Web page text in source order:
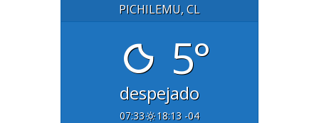
PICHILEMU, CL
5°
despejado
07:33 18:13 -04